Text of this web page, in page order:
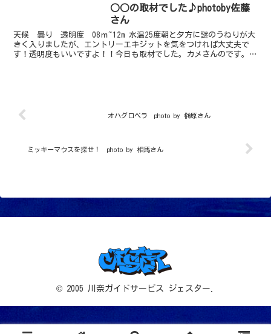
ゼがあくびしていたり、ヒメイカがいた
りと今回もマクロネ...
○○の取材でした♪photoby佐藤
さん
天候 曇り 透明度 08ｍ~12m 水温25度朝と夕方に謎のうねりが大
きく入りましたが、エントリーエキジットを気をつければ大丈夫で
す！透明度もいいですよ！！今日も取材でした。カメさんのです。１
オハグロベラ photo by 榊原さん
ミッキーマウスを探せ！ photo by 相馬さん
© 2005 川奈ガイドサービス ジェスター.